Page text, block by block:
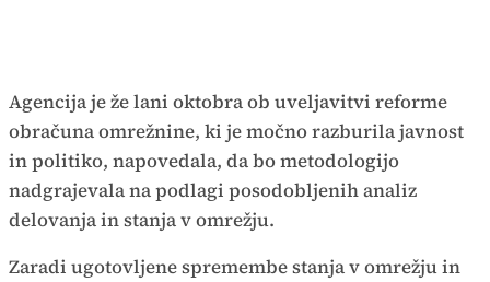
Agencija je že lani oktobra ob uveljavitvi reforme
obračuna omrežnine, ki je močno razburila javnost
in politiko, napovedala, da bo metodologijo
nadgrajevala na podlagi posodobljenih analiz
delovanja in stanja v omrežju.
Zaradi ugotovljene spremembe stanja v omrežju in